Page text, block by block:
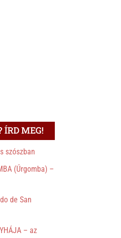
ÍRD MEG!
szószban
(Úrgomba) –
de San
– az